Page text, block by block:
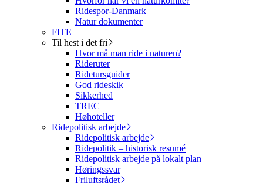
Ridespor-Danmark
Natur dokumenter
FITE
Til hest i det fri
Hvor må man ride i naturen?
Rideruter
Ridetursguider
God rideskik
Sikkerhed
TREC
Høhoteller
Ridepolitisk arbejde
Ridepolitisk arbejde
Ridepolitik – historisk resumé
Ridepolitisk arbejde på lokalt plan
Høringssvar
Friluftsrådet